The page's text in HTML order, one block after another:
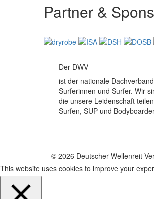
Partner &
Der DWV
ist der nationale
Surferinnen und Surfer. Wir
die unsere Leidenschaft
Surfen, SUP und
© 2026 Deutscher Wellenreit
This website uses cookies to improve your